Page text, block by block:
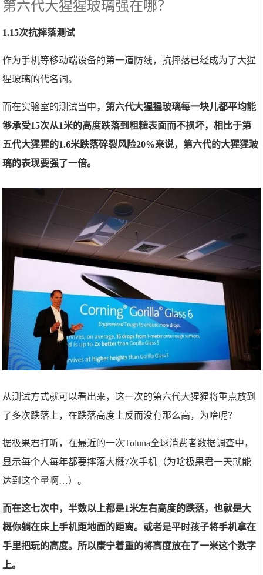
第六代大猩猩玻璃强在哪？
1.15次抗摔落测试
作为手机等移动端设备的第一道防线，抗摔落已经成为了大猩
猩玻璃的代名词。
而在实验室的测试当中，第六代大猩猩玻璃每一块儿都平均能
够承受15次从1米的高度跌落到粗糙表面而不损坏，相比于第
五代大猩猩的1.6米跌落碎裂风险20%来说，第六代的大猩猩玻
璃的表现要强了一倍。
从测试方式就可以看出来，这一次的第六代大猩猩将重点放到
了多次跌落上，在跌落高度上反而没有那么高，为啥呢？
据极果君打听，在最近的一次Toluna全球消费者数据调查中，
显示每个人每年都要摔落大概7次手机（为啥极果君一天就能
达到这个量啊…）。
而在这七次中，半数以上都是1米左右高度的跌落，也就是大
概你躺在床上手机距地面的距离。或者是平时孩子将手机拿在
手里把玩的高度。所以康宁着重的将高度放在了一米这个数字
上。